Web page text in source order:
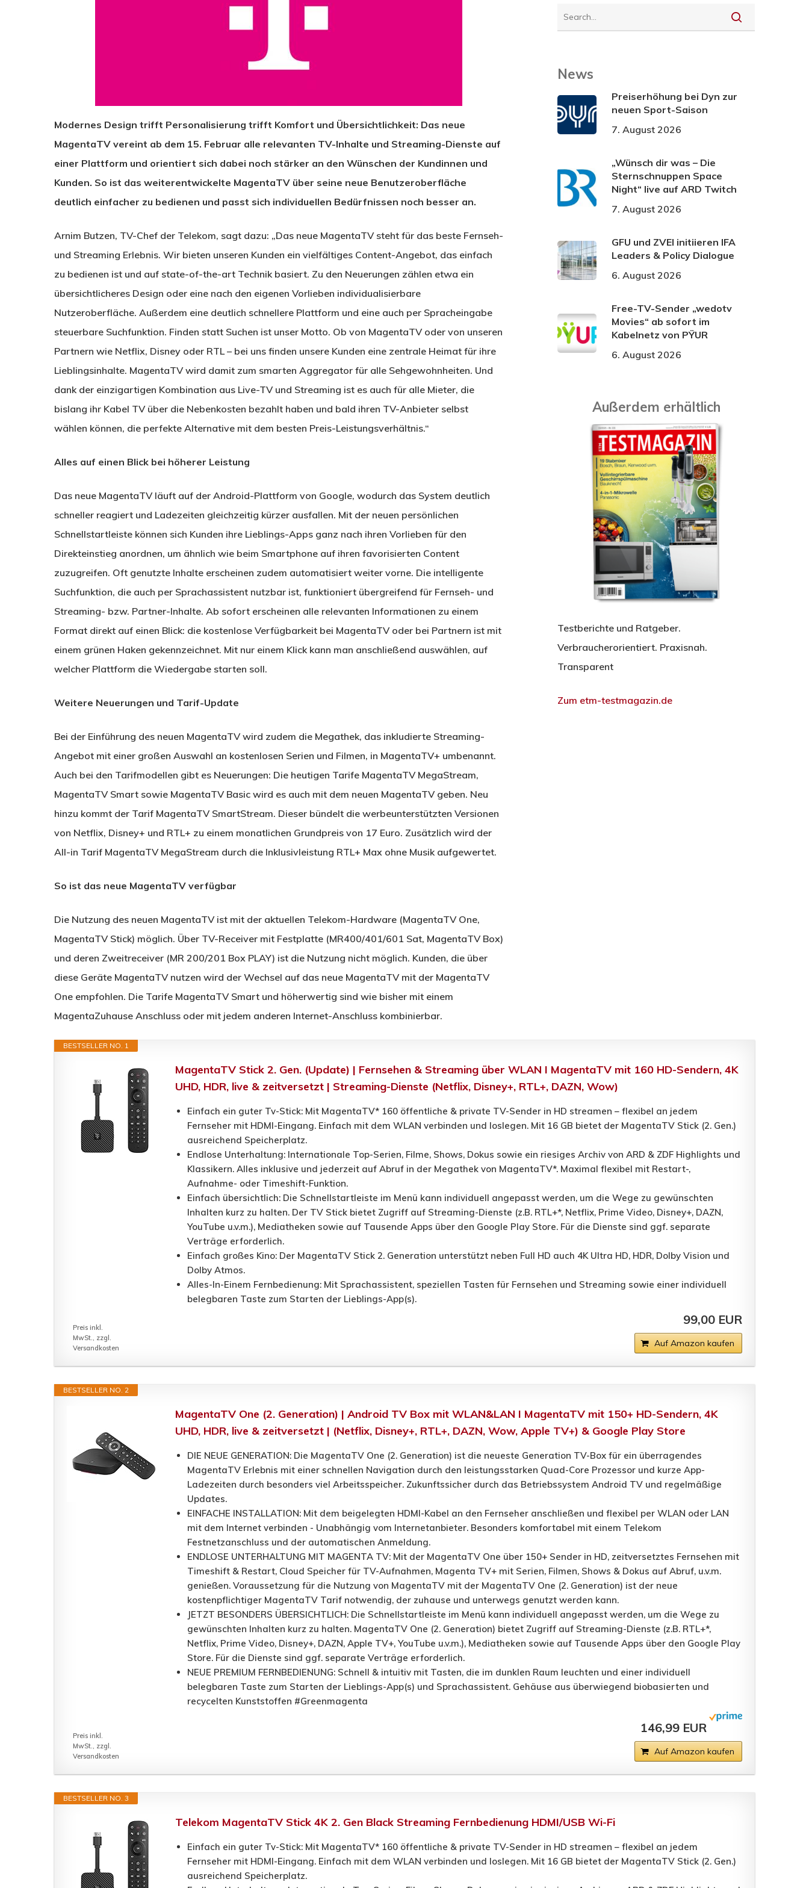
Drücken Sie Enter zum Suchen oder ESC zum Schließen.
Modernes Design trifft Personalisierung trifft Komfort und Übersichtlichkeit: Das neue
MagentaTV vereint ab dem 15. Februar alle relevanten TV-Inhalte und Streaming-Dienste auf
einer Plattform und orientiert sich dabei noch stärker an den Wünschen der Kundinnen und
Kunden. So ist das weiterentwickelte MagentaTV über seine neue Benutzeroberfläche
deutlich einfacher zu bedienen und passt sich individuellen Bedürfnissen noch besser an.
Arnim Butzen, TV-Chef der Telekom, sagt dazu: „Das neue MagentaTV steht für das beste Fernseh-
und Streaming Erlebnis. Wir bieten unseren Kunden ein vielfältiges Content-Angebot, das einfach
zu bedienen ist und auf state-of-the-art Technik basiert. Zu den Neuerungen zählen etwa ein
übersichtlicheres Design oder eine nach den eigenen Vorlieben individualisierbare
Nutzeroberfläche. Außerdem eine deutlich schnellere Plattform und eine auch per Spracheingabe
steuerbare Suchfunktion. Finden statt Suchen ist unser Motto. Ob von MagentaTV oder von unseren
Partnern wie Netflix, Disney oder RTL – bei uns finden unsere Kunden eine zentrale Heimat für ihre
Lieblingsinhalte. MagentaTV wird damit zum smarten Aggregator für alle Sehgewohnheiten. Und
dank der einzigartigen Kombination aus Live-TV und Streaming ist es auch für alle Mieter, die
bislang ihr Kabel TV über die Nebenkosten bezahlt haben und bald ihren TV-Anbieter selbst
wählen können, die perfekte Alternative mit dem besten Preis-Leistungsverhältnis.“
Alles auf einen Blick bei höherer Leistung
Das neue MagentaTV läuft auf der Android-Plattform von Google, wodurch das System deutlich
schneller reagiert und Ladezeiten gleichzeitig kürzer ausfallen. Mit der neuen persönlichen
Schnellstartleiste können sich Kunden ihre Lieblings-Apps ganz nach ihren Vorlieben für den
Direkteinstieg anordnen, um ähnlich wie beim Smartphone auf ihren favorisierten Content
zuzugreifen. Oft genutzte Inhalte erscheinen zudem automatisiert weiter vorne. Die intelligente
Suchfunktion, die auch per Sprachassistent nutzbar ist, funktioniert übergreifend für Fernseh- und
Streaming- bzw. Partner-Inhalte. Ab sofort erscheinen alle relevanten Informationen zu einem
Format direkt auf einen Blick: die kostenlose Verfügbarkeit bei MagentaTV oder bei Partnern ist mit
einem grünen Haken gekennzeichnet. Mit nur einem Klick kann man anschließend auswählen, auf
welcher Plattform die Wiedergabe starten soll.
Weitere Neuerungen und Tarif-Update
Bei der Einführung des neuen MagentaTV wird zudem die Megathek, das inkludierte Streaming-
Angebot mit einer großen Auswahl an kostenlosen Serien und Filmen, in MagentaTV+ umbenannt.
Auch bei den Tarifmodellen gibt es Neuerungen: Die heutigen Tarife MagentaTV MegaStream,
MagentaTV Smart sowie MagentaTV Basic wird es auch mit dem neuen MagentaTV geben. Neu
hinzu kommt der Tarif MagentaTV SmartStream. Dieser bündelt die werbeunterstützten Versionen
von Netflix, Disney+ und RTL+ zu einem monatlichen Grundpreis von 17 Euro. Zusätzlich wird der
All-in Tarif MagentaTV MegaStream durch die Inklusivleistung RTL+ Max ohne Musik aufgewertet.
So ist das neue MagentaTV verfügbar
Die Nutzung des neuen MagentaTV ist mit der aktuellen Telekom-Hardware (MagentaTV One,
MagentaTV Stick) möglich. Über TV-Receiver mit Festplatte (MR400/401/601 Sat, MagentaTV Box)
und deren Zweitreceiver (MR 200/201 Box PLAY) ist die Nutzung nicht möglich. Kunden, die über
diese Geräte MagentaTV nutzen wird der Wechsel auf das neue MagentaTV mit der MagentaTV
One empfohlen. Die Tarife MagentaTV Smart und höherwertig sind wie bisher mit einem
MagentaZuhause Anschluss oder mit jedem anderen Internet-Anschluss kombinierbar.
News
Preiserhöhung bei Dyn zur
neuen Sport-Saison
7. August 2026
„Wünsch dir was – Die
Sternschnuppen Space
Night“ live auf ARD Twitch
7. August 2026
GFU und ZVEI initiieren IFA
Leaders & Policy Dialogue
6. August 2026
Free-TV-Sender „wedotv
Movies“ ab sofort im
Kabelnetz von PŸUR
6. August 2026
Außerdem erhältlich
Testberichte und Ratgeber.
Verbraucherorientiert. Praxisnah.
Transparent
Zum etm-testmagazin.de
BESTSELLER NO. 1
MagentaTV Stick 2. Gen. (Update) | Fernsehen & Streaming über WLAN I MagentaTV mit 160 HD-Sendern, 4K
UHD, HDR, live & zeitversetzt | Streaming-Dienste (Netflix, Disney+, RTL+, DAZN, Wow)
Einfach ein guter Tv-Stick: Mit MagentaTV* 160 öffentliche & private TV-Sender in HD streamen – flexibel an jedem
Fernseher mit HDMI-Eingang. Einfach mit dem WLAN verbinden und loslegen. Mit 16 GB bietet der MagentaTV Stick (2. Gen.)
ausreichend Speicherplatz.
Endlose Unterhaltung: Internationale Top-Serien, Filme, Shows, Dokus sowie ein riesiges Archiv von ARD & ZDF Highlights und
Klassikern. Alles inklusive und jederzeit auf Abruf in der Megathek von MagentaTV*. Maximal flexibel mit Restart-,
Aufnahme- oder Timeshift-Funktion.
Einfach übersichtlich: Die Schnellstartleiste im Menü kann individuell angepasst werden, um die Wege zu gewünschten
Inhalten kurz zu halten. Der TV Stick bietet Zugriff auf Streaming-Dienste (z.B. RTL+*, Netflix, Prime Video, Disney+, DAZN,
YouTube u.v.m.), Mediatheken sowie auf Tausende Apps über den Google Play Store. Für die Dienste sind ggf. separate
Verträge erforderlich.
Einfach großes Kino: Der MagentaTV Stick 2. Generation unterstützt neben Full HD auch 4K Ultra HD, HDR, Dolby Vision und
Dolby Atmos.
Alles-In-Einem Fernbedienung: Mit Sprachassistent, speziellen Tasten für Fernsehen und Streaming sowie einer individuell
belegbaren Taste zum Starten der Lieblings-App(s).
99,00 EUR
Auf Amazon kaufen
Preis inkl.
MwSt., zzgl.
Versandkosten
BESTSELLER NO. 2
MagentaTV One (2. Generation) | Android TV Box mit WLAN&LAN I MagentaTV mit 150+ HD-Sendern, 4K
UHD, HDR, live & zeitversetzt | (Netflix, Disney+, RTL+, DAZN, Wow, Apple TV+) & Google Play Store
DIE NEUE GENERATION: Die MagentaTV One (2. Generation) ist die neueste Generation TV-Box für ein überragendes
MagentaTV Erlebnis mit einer schnellen Navigation durch den leistungsstarken Quad-Core Prozessor und kurze App-
Ladezeiten durch besonders viel Arbeitsspeicher. Zukunftssicher durch das Betriebssystem Android TV und regelmäßige
Updates.
EINFACHE INSTALLATION: Mit dem beigelegten HDMI-Kabel an den Fernseher anschließen und flexibel per WLAN oder LAN
mit dem Internet verbinden - Unabhängig vom Internetanbieter. Besonders komfortabel mit einem Telekom
Festnetzanschluss und der automatischen Anmeldung.
ENDLOSE UNTERHALTUNG MIT MAGENTA TV: Mit der MagentaTV One über 150+ Sender in HD, zeitversetztes Fernsehen mit
Timeshift & Restart, Cloud Speicher für TV-Aufnahmen, Magenta TV+ mit Serien, Filmen, Shows & Dokus auf Abruf, u.v.m.
genießen. Voraussetzung für die Nutzung von MagentaTV mit der MagentaTV One (2. Generation) ist der neue
kostenpflichtiger MagentaTV Tarif notwendig, der zuhause und unterwegs genutzt werden kann.
JETZT BESONDERS ÜBERSICHTLICH: Die Schnellstartleiste im Menü kann individuell angepasst werden, um die Wege zu
gewünschten Inhalten kurz zu halten. MagentaTV One (2. Generation) bietet Zugriff auf Streaming-Dienste (z.B. RTL+*,
Netflix, Prime Video, Disney+, DAZN, Apple TV+, YouTube u.v.m.), Mediatheken sowie auf Tausende Apps über den Google Play
Store. Für die Dienste sind ggf. separate Verträge erforderlich.
NEUE PREMIUM FERNBEDIENUNG: Schnell & intuitiv mit Tasten, die im dunklen Raum leuchten und einer individuell
belegbaren Taste zum Starten der Lieblings-App(s) und Sprachassistent. Gehäuse aus überwiegend biobasierten und
recycelten Kunststoffen #Greenmagenta
146,99 EUR
Auf Amazon kaufen
Preis inkl.
MwSt., zzgl.
Versandkosten
BESTSELLER NO. 3
Telekom MagentaTV Stick 4K 2. Gen Black Streaming Fernbedienung HDMI/USB Wi-Fi
Einfach ein guter Tv-Stick: Mit MagentaTV* 160 öffentliche & private TV-Sender in HD streamen – flexibel an jedem
Fernseher mit HDMI-Eingang. Einfach mit dem WLAN verbinden und loslegen. Mit 16 GB bietet der MagentaTV Stick (2. Gen.)
ausreichend Speicherplatz.